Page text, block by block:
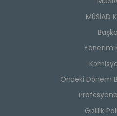
MÜSİAD
Yönetim
Önceki Dönem
Gizlilik